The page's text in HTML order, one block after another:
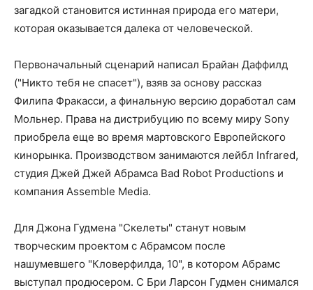
загадкой становится истинная природа его матери,
которая оказывается далека от человеческой.
Первоначальный сценарий написал Брайан Даффилд
("Никто тебя не спасет"), взяв за основу рассказ
Филипа Фракасси, а финальную версию доработал сам
Мольнер. Права на дистрибуцию по всему миру Sony
приобрела еще во время мартовского Европейского
кинорынка. Производством занимаются лейбл Infrared,
студия Джей Джей Абрамса Bad Robot Productions и
компания Assemble Media.
Для Джона Гудмена "Скелеты" станут новым
творческим проектом с Абрамсом после
нашумевшего "Кловерфилда, 10", в котором Абрамс
выступал продюсером. С Бри Ларсон Гудмен снимался